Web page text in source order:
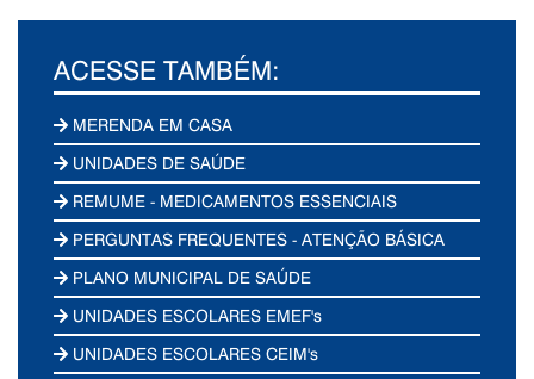
ACESSE TAMBÉM:
MERENDA EM CASA
UNIDADES DE SAÚDE
REMUME - MEDICAMENTOS ESSENCIAIS
PERGUNTAS FREQUENTES - ATENÇÃO BÁSICA
PLANO MUNICIPAL DE SAÚDE
UNIDADES ESCOLARES EMEF's
UNIDADES ESCOLARES CEIM's